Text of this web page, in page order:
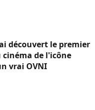
découvert le premier
de l'icône
vrai OVNI